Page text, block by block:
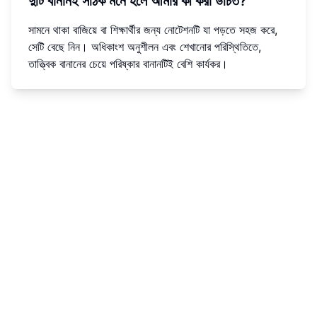
সামনে থাকা বাজিয়ে বা শিক্ষার্থীর জন্য নোটেশনটি যা পড়তে সহজ করে,
সেটি বেছে নিন। অধিকাংশ অনুশীলন এবং শেখানোর পরিস্থিতিতে,
তাত্ত্বিক বানানের চেয়ে পরিষ্কার বানানটিই বেশি কার্যকর।